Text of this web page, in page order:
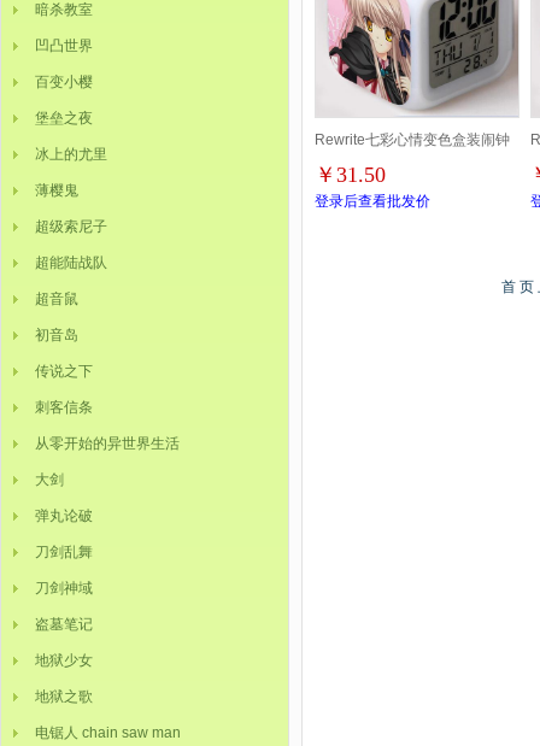
暗杀教室
凹凸世界
百变小樱
堡垒之夜
冰上的尤里
薄樱鬼
超级索尼子
超能陆战队
超音鼠
初音岛
传说之下
刺客信条
从零开始的异世界生活
大剑
弹丸论破
刀剑乱舞
刀剑神域
盗墓笔记
地狱少女
地狱之歌
电锯人 chain saw man
Rewrite七彩心情变色盒装闹钟
D款
￥31.50
登录后查看批发价
首 页